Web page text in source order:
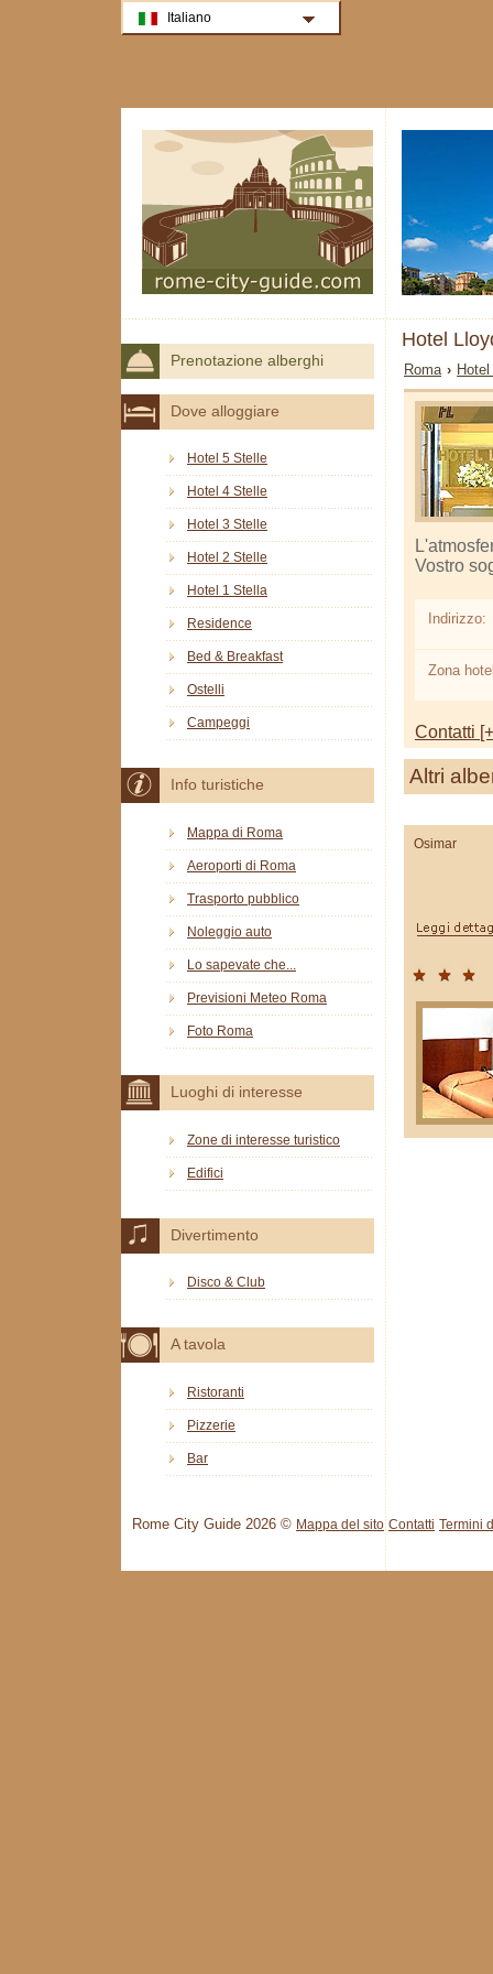
Hotel
Roma ›
Vostro
Indirizzo:
Zona
Contatti
Altri
Osimar
Prenotazione alberghi
Dove alloggiare
Hotel 5 Stelle
Hotel 4 Stelle
Hotel 3 Stelle
Hotel 2 Stelle
Hotel 1 Stella
Residence
Bed & Breakfast
Ostelli
Campeggi
Info turistiche
Mappa di Roma
Aeroporti di Roma
Trasporto pubblico
Noleggio auto
Lo sapevate che...
Previsioni Meteo Roma
Foto Roma
Luoghi di interesse
Zone di interesse turistico
Edifici
Divertimento
Disco & Club
A tavola
Ristoranti
Pizzerie
Bar
Rome City Guide 2026 © Mappa del sito Contatti Termini
Italiano